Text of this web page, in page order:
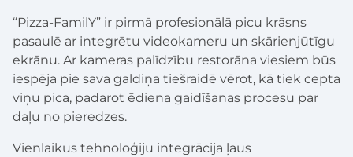
“Pizza-FamilY” ir pirmā profesionālā picu krāsns
pasaulē ar integrētu videokameru un skārienjūtīgu
ekrānu. Ar kameras palīdzību restorāna viesiem būs
iespēja pie sava galdiņa tiešraidē vērot, kā tiek cepta
viņu pica, padarot ēdiena gaidīšanas procesu par
daļu no pieredzes.
Vienlaikus tehnoloģiju integrācija ļaus